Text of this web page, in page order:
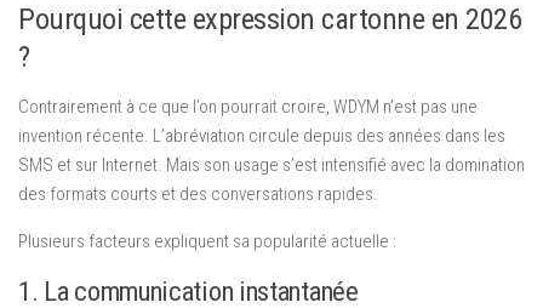
Pourquoi cette expression cartonne en 2026
?
Contrairement à ce que l’on pourrait croire, WDYM n’est pas une
invention récente. L’abréviation circule depuis des années dans les
SMS et sur Internet. Mais son usage s’est intensifié avec la domination
des formats courts et des conversations rapides.
Plusieurs facteurs expliquent sa popularité actuelle :
1. La communication instantanée